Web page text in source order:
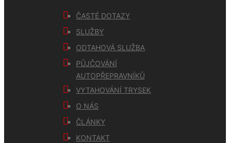
ČASTÉ DOTAZY
SLUŽBY
ODTAHOVÁ SLUŽBA
PŮJČOVÁNÍ
AUTOPŘEPRAVNÍKŮ
VYTAHOVÁNÍ TRYSEK
O NÁS
ČLÁNKY
KONTAKT